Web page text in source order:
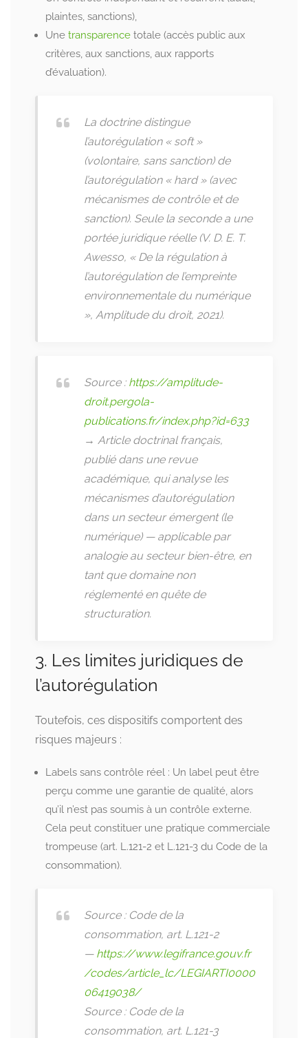
plaintes, sanctions),
Une transparence totale (accès public aux
critères, aux sanctions, aux rapports
d’évaluation).
La doctrine distingue
l’autorégulation « soft »
(volontaire, sans sanction) de
l’autorégulation « hard » (avec
mécanismes de contrôle et de
sanction). Seule la seconde a une
portée juridique réelle (V. D. E. T.
Awesso, « De la régulation à
l’autorégulation de l’empreinte
environnementale du numérique
», Amplitude du droit, 2021).
Source : https://amplitude-
droit.pergola-
publications.fr/index.php?id=633
→ Article doctrinal français,
publié dans une revue
académique, qui analyse les
mécanismes d’autorégulation
dans un secteur émergent (le
numérique) — applicable par
analogie au secteur bien-être, en
tant que domaine non
réglementé en quête de
structuration.
3. Les limites juridiques de
l’autorégulation
Toutefois, ces dispositifs comportent des
risques majeurs :
Labels sans contrôle réel : Un label peut être
perçu comme une garantie de qualité, alors
qu’il n’est pas soumis à un contrôle externe.
Cela peut constituer une pratique commerciale
trompeuse (art. L.121-2 et L.121-3 du Code de la
consommation).
Source : Code de la
consommation, art. L.121-2
— https://www.legifrance.gouv.fr
/codes/article_lc/LEGIARTI0000
06419038/
Source : Code de la
consommation, art. L.121-3